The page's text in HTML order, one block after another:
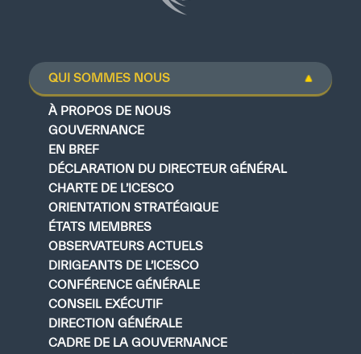
QUI SOMMES NOUS
À PROPOS DE NOUS
GOUVERNANCE
EN BREF
DÉCLARATION DU DIRECTEUR GÉNÉRAL
CHARTE DE L’ICESCO
ORIENTATION STRATÉGIQUE
ÉTATS MEMBRES
OBSERVATEURS ACTUELS
DIRIGEANTS DE L’ICESCO
CONFÉRENCE GÉNÉRALE
CONSEIL EXÉCUTIF
DIRECTION GÉNÉRALE
CADRE DE LA GOUVERNANCE